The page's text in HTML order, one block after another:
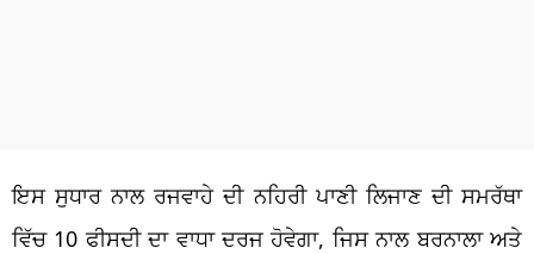
ਇਸ ਸੁਧਾਰ ਨਾਲ ਰਜਵਾਹੇ ਦੀ ਨਹਿਰੀ ਪਾਣੀ ਲਿਜਾਣ ਦੀ ਸਮਰੱਥਾ
ਵਿੱਚ 10 ਫੀਸਦੀ ਦਾ ਵਾਧਾ ਦਰਜ ਹੋਵੇਗਾ, ਜਿਸ ਨਾਲ ਬਰਨਾਲਾ ਅਤੇ